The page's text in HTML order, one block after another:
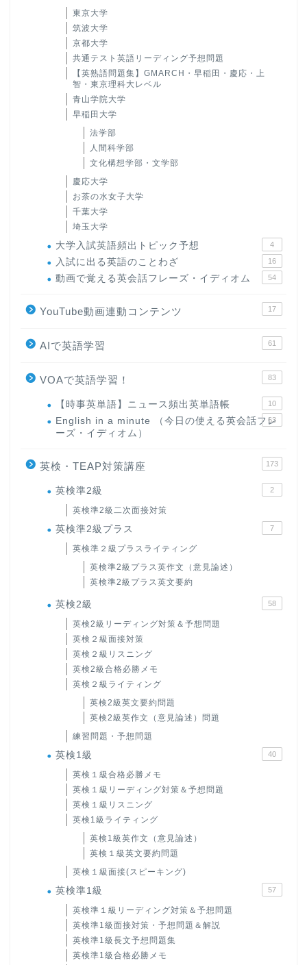
東京大学
筑波大学
京都大学
共通テスト英語リーディング予想問題
【英熟語問題集】GMARCH・早稲田・慶応・上
智・東京理科大レベル
青山学院大学
早稲田大学
法学部
人間科学部
文化構想学部・文学部
慶応大学
お茶の水女子大学
千葉大学
埼玉大学
大学入試英語頻出トピック予想 4
入試に出る英語のことわざ 16
動画で覚える英会話フレーズ・イディオム 54
YouTube動画連動コンテンツ 17
AIで英語学習 61
VOAで英語学習！ 83
【時事英単語】ニュース頻出英単語帳 10
English in a minute （今日の使える英会話フレ
ーズ・イディオム）
63
英検・TEAP対策講座 173
英検準2級 2
英検準2級二次面接対策
英検準2級プラス 7
英検準２級プラスライティング
英検準2級プラス英作文（意見論述）
英検準2級プラス英文要約
英検2級 58
英検2級リーディング対策＆予想問題
英検２級面接対策
英検２級リスニング
英検2級合格必勝メモ
英検２級ライティング
英検2級英文要約問題
英検2級英作文（意見論述）問題
練習問題・予想問題
英検1級 40
英検１級合格必勝メモ
英検１級リーディング対策＆予想問題
英検１級リスニング
英検1級ライティング
英検1級英作文（意見論述）
英検１級英文要約問題
英検１級面接(スピーキング)
英検準1級 57
英検準１級リーディング対策＆予想問題
英検準1級面接対策・予想問題＆解説
英検準1級長文予想問題集
英検準1級合格必勝メモ